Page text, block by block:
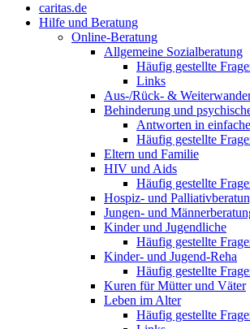
caritas.de
Hilfe und Beratung
Online-Beratung
Allgemeine Sozialberatung
Häufig gestellte
Links
Aus-/Rück- &
Behinderung und
Antworten in
Häufig gestellte
Eltern und Familie
HIV und Aids
Häufig gestellte
Hospiz- und
Jungen- und
Kinder und Jugendliche
Häufig gestellte
Kinder- und Jugend-Reha
Häufig gestellte
Kuren für Mütter und Väter
Leben im Alter
Häufig gestellte